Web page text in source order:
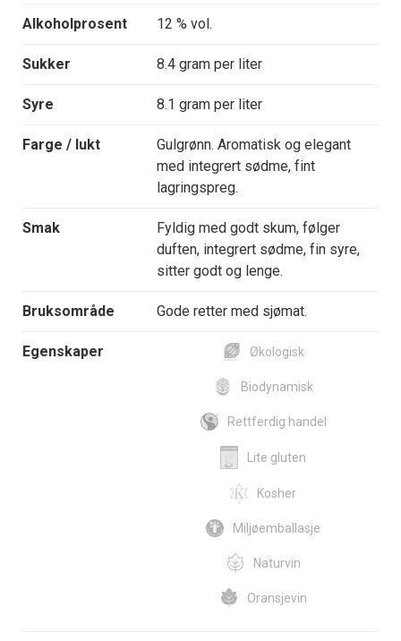
Alkoholprosent 12 % vol.
Sukker 8.4 gram per liter
Syre 8.1 gram per liter
Farge / lukt
Gulgrønn. Aromatisk og elegant
med integrert sødme, fint
lagringspreg.
Smak
Fyldig med godt skum, følger
duften, integrert sødme, fin syre,
sitter godt og lenge.
Bruksområde Gode retter med sjømat.
Egenskaper Økologisk
Biodynamisk
Rettferdig handel
Lite gluten
Kosher
Miljøemballasje
Naturvin
Oransjevin